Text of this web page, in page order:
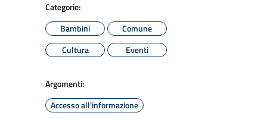
Categorie:
Bambini
Comune
Cultura
Eventi
Argomenti:
Accesso all'informazione